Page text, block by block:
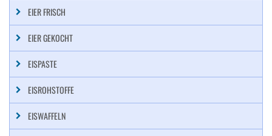
EIER FRISCH
EIER GEKOCHT
EISPASTE
EISROHSTOFFE
EISWAFFELN